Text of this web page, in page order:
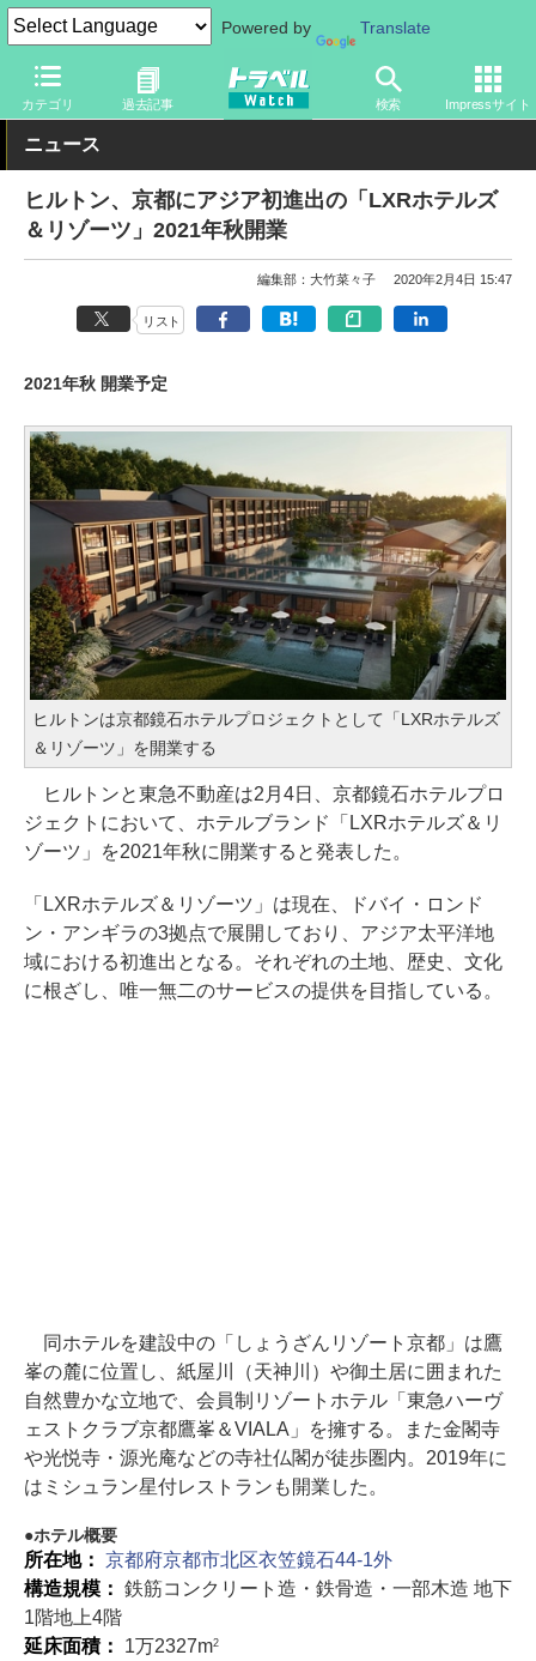
Powered by Translate
カテゴリ 過去記事 検索 Impressサイト
トラベル Watch 地域 国内旅行 京都・大阪
ニュース
ヒルトン、京都にアジア初進出の「LXRホテルズ
＆リゾーツ」2021年秋開業
編集部：大竹菜々子 2020年2月4日 15:47
リスト
2021年秋 開業予定
ヒルトンは京都鏡石ホテルプロジェクトとして「LXRホテルズ
＆リゾーツ」を開業する
ヒルトンと東急不動産は2月4日、京都鏡石ホテルプロ
ジェクトにおいて、ホテルブランド「LXRホテルズ＆リ
ゾーツ」を2021年秋に開業すると発表した。
「LXRホテルズ＆リゾーツ」は現在、ドバイ・ロンド
ン・アンギラの3拠点で展開しており、アジア太平洋地
域における初進出となる。それぞれの土地、歴史、文化
に根ざし、唯一無二のサービスの提供を目指している。
同ホテルを建設中の「しょうざんリゾート京都」は鷹
峯の麓に位置し、紙屋川（天神川）や御土居に囲まれた
自然豊かな立地で、会員制リゾートホテル「東急ハーヴ
ェストクラブ京都鷹峯＆VIALA」を擁する。また金閣寺
や光悦寺・源光庵などの寺社仏閣が徒歩圏内。2019年に
はミシュラン星付レストランも開業した。
ホテル概要
所在地： 京都府京都市北区衣笠鏡石44-1外
構造規模： 鉄筋コンクリート造・鉄骨造・一部木造 地下
1階地上4階
延床面積： 1万2327m2